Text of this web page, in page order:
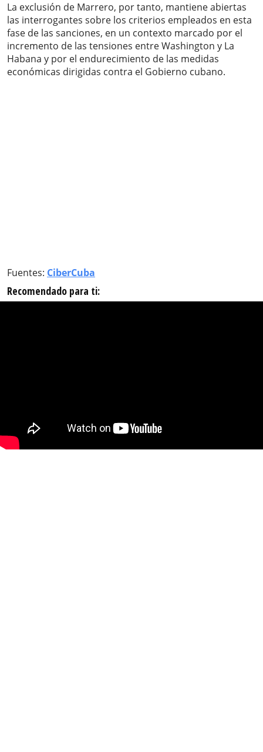
La exclusión de Marrero, por tanto, mantiene abiertas
las interrogantes sobre los criterios empleados en esta
fase de las sanciones, en un contexto marcado por el
incremento de las tensiones entre Washington y La
Habana y por el endurecimiento de las medidas
económicas dirigidas contra el Gobierno cubano.
Fuentes: CiberCuba
Recomendado para ti: